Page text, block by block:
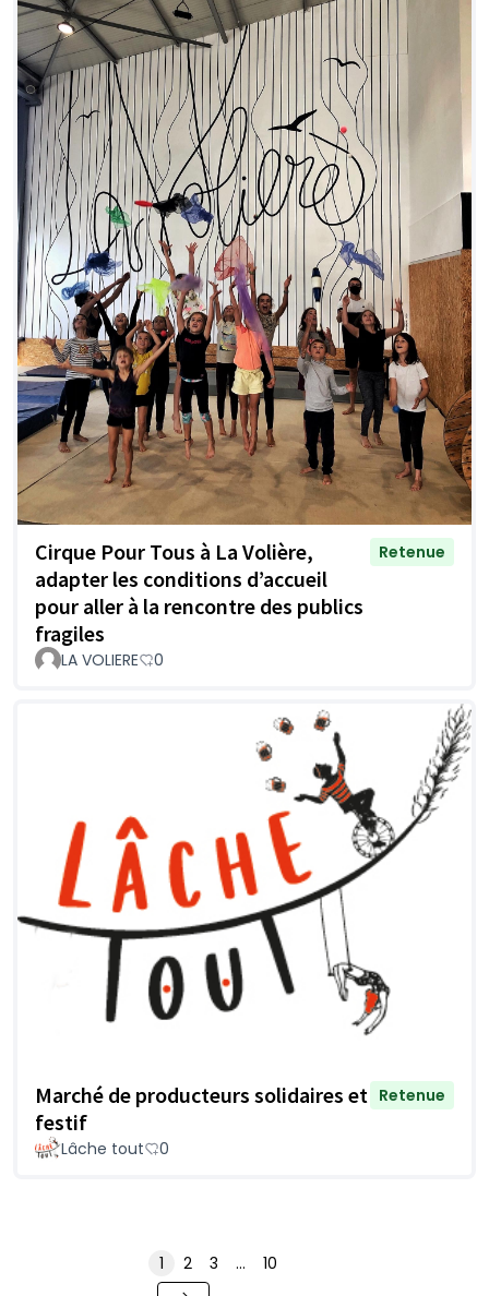
Cirque Pour Tous à La Volière,
adapter les conditions d’accueil
pour aller à la rencontre des publics
fragiles
Retenue
LA VOLIERE 0
Marché de producteurs solidaires et
festif
Retenue
Lâche tout 0
1 2 3 … 10